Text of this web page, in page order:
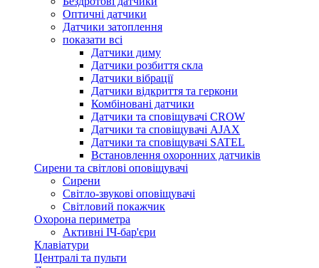
Оптичні датчики
Датчики затоплення
показати всі
Датчики диму
Датчики розбиття скла
Датчики вібрації
Датчики відкриття та геркони
Комбіновані датчики
Датчики та сповіщувачі CROW
Датчики та сповіщувачі AJAX
Датчики та сповіщувачі SATEL
Встановлення охоронних датчиків
Сирени та світлові оповіщувачі
Сирени
Світло-звукові оповіщувачі
Світловий покажчик
Охорона периметра
Активні ІЧ-бар'єри
Клавіатури
Централі та пульти